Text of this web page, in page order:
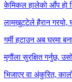
केमिकल हालेकाे आँप हाे
लामखुट्टेले हैरान गरयो,
गर्मी हटाउन अब घरमा
मृगौंला सुरक्षित गर्नुछ,
भिजाएर वा अंकुरित,